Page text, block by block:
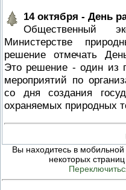
14 октября - День
Общественный
Министерстве
решение отмечать
Это решение - один из
мероприятий по
со дня создания
охраняемых природных
Вы находитесь в
некоторых